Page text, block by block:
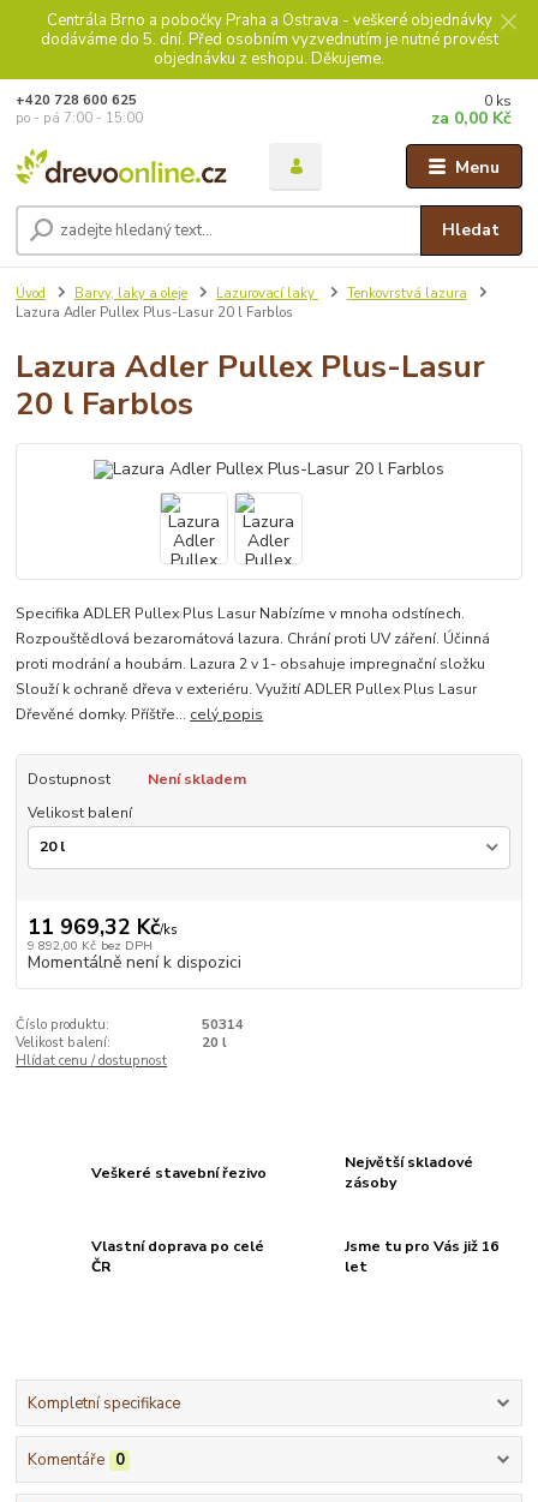
Centrála Brno a pobočky Praha a Ostrava - veškeré objednávky
dodáváme do 5. dní. Před osobním vyzvednutím je nutné provést
objednávku z eshopu. Děkujeme.
Menu
Hledat
+420 728 600 625
po - pá 7:00 - 15:00
0 ks
za 0,00 Kč
Úvod Barvy, laky a oleje Lazurovací laky
Tenkovrstvá lazura
Lazura Adler Pullex Plus-Lasur 20 l Farblos
Lazura Adler Pullex Plus-Lasur
20 l Farblos
Specifika ADLER Pullex Plus Lasur Nabízíme v mnoha odstínech.
Rozpouštědlová bezaromátová lazura. Chrání proti UV záření. Účinná
proti modrání a houbám. Lazura 2 v 1- obsahuje impregnační složku
Slouží k ochraně dřeva v exteriéru. Využití ADLER Pullex Plus Lasur
Dřevěné domky. Příštře... celý popis
Dostupnost
Není skladem
Velikost balení
11 969,32 Kč/ks
9 892,00 Kč bez DPH
Momentálně není k dispozici
Číslo produktu:
50314
Velikost balení:
20 l
Hlídat cenu / dostupnost
Veškeré stavební řezivo
Největší skladové
zásoby
Vlastní doprava po celé
ČR
Jsme tu pro Vás již 16
let
Kompletní specifikace
Komentáře 0